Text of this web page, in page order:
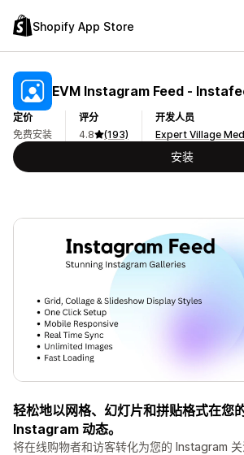
Shopify App Store
EVM Instagram Feed ‑
定价
免费安装
评分
4.8
(193)
开发人员
Expert Village
安装
轻松地以网格、幻灯片和拼贴格式在您
Instagram 动态。
将在线购物者和访客转化为您的 Instagram